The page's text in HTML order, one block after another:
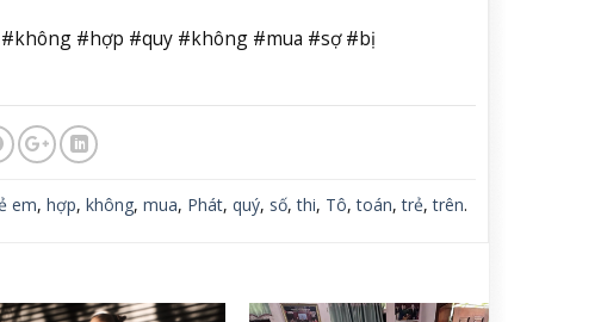
#hợp #quy #không #mua #sợ #bị
em, hợp, không, mua, Phát, quý, số,thi, Tô,toán,trẻ,trên.